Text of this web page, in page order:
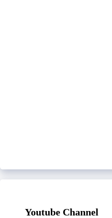
Youtube Channel